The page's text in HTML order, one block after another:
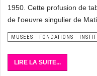
1950. Cette profusion de
de l'oeuvre singulier de
MUSEES - FONDATIONS -
LIRE LA SUITE...